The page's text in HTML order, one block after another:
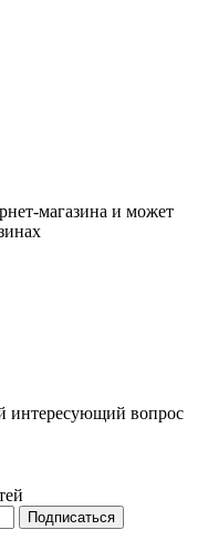
магазина и может
интересующий вопрос
Подписаться